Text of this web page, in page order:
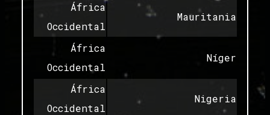
Mauritania
África
Occidental
Níger
África
Occidental
Nigeria
África
Occidental